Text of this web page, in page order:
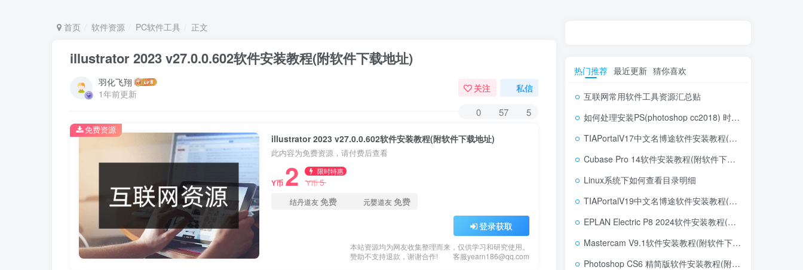
首页 软件资源 PC软件工具 正文
illustrator 2023 v27.0.0.602软件安装教程(附软件下载地址)
羽化飞翔
1年前更新
关注 私信
0 57 5
illustrator 2023 v27.0.0.602软件安装教程(附软件下载地址)
此内容为免费资源，请付费后查看
Y币 2 限时特惠
Y币5
结丹道友免费 元婴道友免费
登录获取
本站资源均为网友收集整理而来，仅供学习和研究使用。
赞助不支持退款，谢谢合作!
客服yearn186@qq.com
免费资源
热门推荐 最近更新 猜你喜欢
互联网常用软件工具资源汇总贴
如何处理安装PS(photoshop cc2018) 时，提示系统或者IE浏览器需要升级
TIAPortalV17中文名博途软件安装教程(附软件下载地址)
Cubase Pro 14软件安装教程(附软件下载地址)
Linux系统下如何查看目录明细
TIAPortalV19中文名博途软件安装教程(附软件下载地址)
EPLAN Electric P8 2024软件安装教程(附软件下载地址)
Mastercam V9.1软件安装教程(附软件下载地址)
Photoshop CS6 精简版软件安装教程(附软件下载地址)